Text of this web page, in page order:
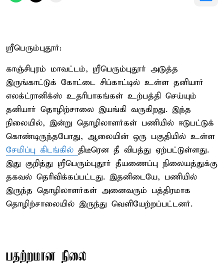
ஸ்ரீபெரும்புதூர்:
காஞ்சிபுரம் மாவட்டம், ஸ்ரீபெரும்புதூர் அடுத்த
இருங்காட்டுக் கோட்டை சிப்காட்டில் உள்ள தனியார்
எலக்ட்ரானிக்ஸ் உதரிபாகங்கள் உற்பத்தி செய்யும்
தனியார் தொழிற்சாலை இயங்கி வருகிறது. இந்த
நிலையில், இன்று தொழிலாளர்கள் பணியில் ஈடுபட்டுக்
கொண்டிருந்தபோது, ஆலையின் ஒரு பகுதியில் உள்ள
சேமிப்பு கிடங்கில் திடீரென தீ விபத்து ஏற்பட்டுள்ளது.
இது குறித்து ஸ்ரீபெரும்புதூர் தீயணைப்பு நிலையத்துக்கு
தகவல் தெரிவிக்கப்பட்டது. இதனிடையே, பணியில்
இருந்த தொழிலாளர்கள் அனைவரும் பத்திரமாக
தொழிற்சாலையில் இருந்து வெளியேற்றப்பட்டனர்.
பதற்றமான நிலை